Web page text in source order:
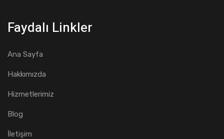
Faydalı Linkler
Ana Sayfa
Hakkımızda
Hizmetlerimiz
Blog
İletişim